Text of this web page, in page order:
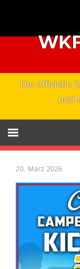
springen
Die offizielle
und
20. März 2026